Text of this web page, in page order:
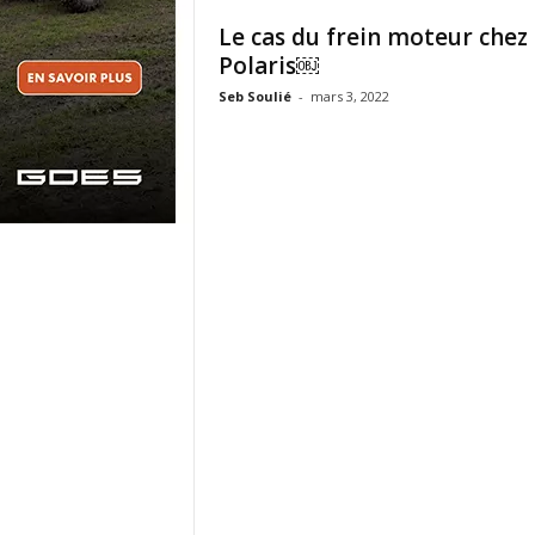
Le cas du frein moteur chez
Polaris￼
Seb Soulié - mars 3, 2022